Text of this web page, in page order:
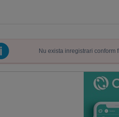
Nu exista inregistrari